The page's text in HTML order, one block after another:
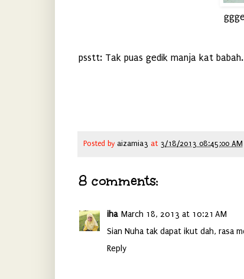
psstt: Tak puas gedik manja kat
Posted by aizamia3 at 3/18/2013 08:45:00 AM
8 comments:
iha March 18, 2013 at 10:21 AM
Sian Nuha tak dapat ikut dah, rasa
Reply